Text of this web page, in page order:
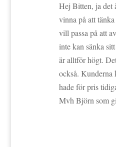
Hej Bitten, ja det
vinna på att
vill passa på att
inte kan sänka
är alltför högt.
också. Kunderna
hade för pris
Mvh Björn som